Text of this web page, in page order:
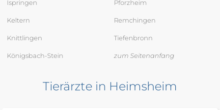
Ispringen
Keltern
Knittlingen
Königsbach-Stein
Pforzheim
Remchingen
Tiefenbronn
zum Seitenanfang
Tierärzte in Heimsheim